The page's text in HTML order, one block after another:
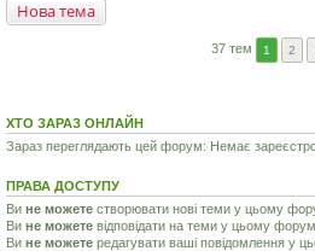
Нова тема
37 тем 1 2
ХТО ЗАРАЗ ОНЛАЙН
Зараз переглядають цей форум: Немає
ПРАВА ДОСТУПУ
Ви не можете створювати нові теми у цьому
Ви не можете відповідати на теми у цьому
Ви не можете редагувати ваші повідомлення у